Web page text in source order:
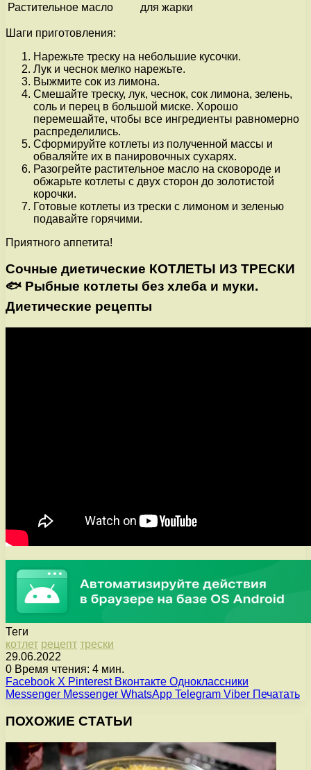
Растительное масло
для жарки
Шаги приготовления:
Нарежьте треску на небольшие кусочки.
Лук и чеснок мелко нарежьте.
Выжмите сок из лимона.
Смешайте треску, лук, чеснок, сок лимона, зелень,
соль и перец в большой миске. Хорошо
перемешайте, чтобы все ингредиенты равномерно
распределились.
Сформируйте котлеты из полученной массы и
обваляйте их в панировочных сухарях.
Разогрейте растительное масло на сковороде и
обжарьте котлеты с двух сторон до золотистой
корочки.
Готовые котлеты из трески с лимоном и зеленью
подавайте горячими.
Приятного аппетита!
Сочные диетические КОТЛЕТЫ ИЗ ТРЕСКИ
🐟 Рыбные котлеты без хлеба и муки.
Диетические рецепты
Теги
котлет рецепт трески
29.06.2022
0 Время чтения: 4 мин.
Facebook X Pinterest Вконтакте Одноклассники
Messenger Messenger WhatsApp Telegram Viber Печатать
ПОХОЖИЕ СТАТЬИ